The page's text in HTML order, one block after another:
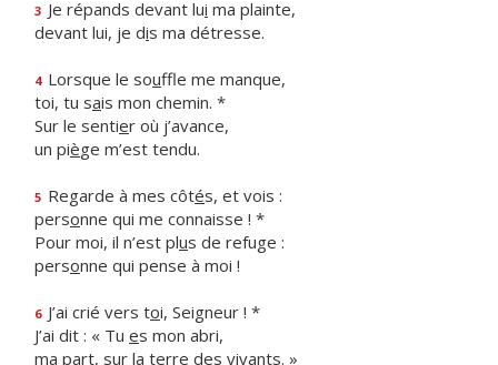
3 Je répands devant lui ma plainte,
devant lui, je dis ma détresse.
4 Lorsque le souffle me manque,
toi, tu sais mon chemin. *
Sur le sentier où j’avance,
un piège m’est tendu.
5 Regarde à mes côtés, et vois :
personne qui me connaisse ! *
Pour moi, il n’est plus de refuge :
personne qui pense à moi !
6 J’ai crié vers toi, Seigneur ! *
J’ai dit : « Tu es mon abri,
ma part, sur la terre des vivants. »